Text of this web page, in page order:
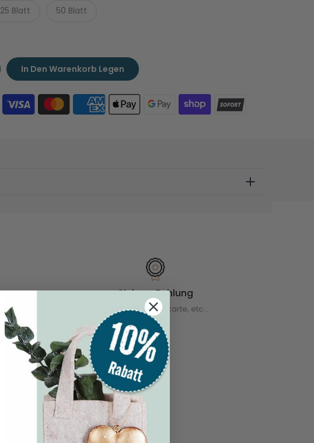
25 Blatt 50 Blatt
In Den Warenkorb Legen
Sichere Zahlung
mit Paypal, Kreditkarte, etc...